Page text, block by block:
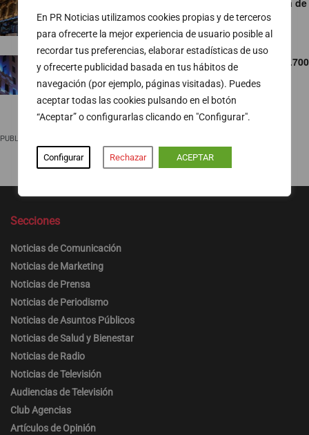
En PR Noticias utilizamos cookies propias y de terceros
para ofrecerte la mejor experiencia de usuario posible al
recordar tus preferencias, elaborar estadísticas de uso
y ofrecerte publicidad basada en tus hábitos de
navegación (por ejemplo, páginas visitadas). Puedes
aceptar todas las cookies pulsando en el botón
“Aceptar” o configurarlas clicando en "Configurar".
Configurar Rechazar ACEPTAR
El Ibex 35 se anota nuevos máximos por encima de
los 20.100 puntos
05/08/2026
Telefónica refuerza la conectividad en más de 2.700
emplazamientos con motivo del eclipse solar
PUBLICIDAD
Secciones
Noticias de Comunicación
Noticias de Marketing
Noticias de Prensa
Noticias de Periodismo
Noticias de Asuntos Públicos
Noticias de Salud y Bienestar
Noticias de Radio
Noticias de Televisión
Audiencias de Televisión
Club Agencias
Artículos de Opinión